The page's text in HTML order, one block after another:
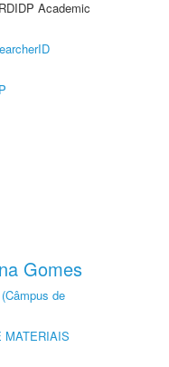
Academic
Gomes
de
MATERIAIS